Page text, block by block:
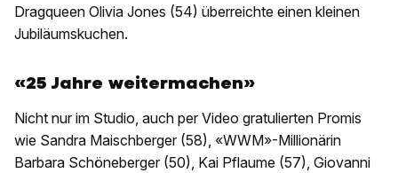
Dragqueen Olivia Jones (54) überreichte einen kleinen
Jubiläumskuchen.
«25 Jahre weitermachen»
Nicht nur im Studio, auch per Video gratulierten Promis
wie Sandra Maischberger (58), «WWM»-Millionärin
Barbara Schöneberger (50), Kai Pflaume (57), Giovanni